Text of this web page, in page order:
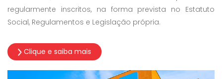
regularmente inscritos, na forma prevista no Estatuto
Social, Regulamentos e Legislação própria.
Clique e saiba mais